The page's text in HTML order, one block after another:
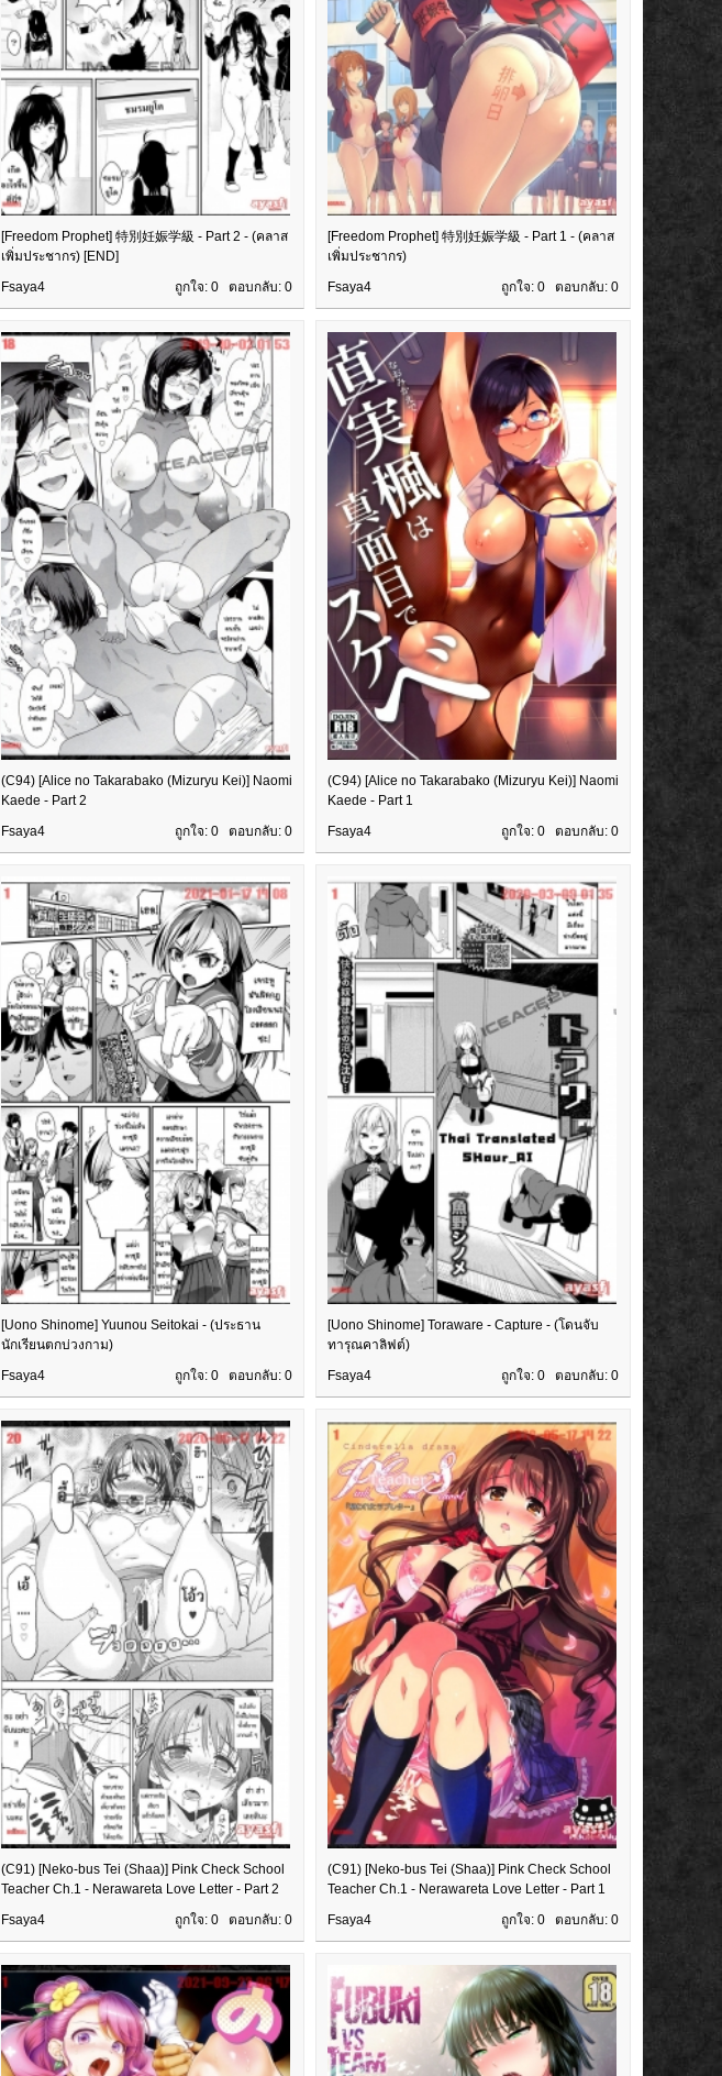
[Freedom Prophet] 特別妊娠学級 - Part 2 - (คลาส
เพิ่มประชากร) [END]
ถูกใจ: 0 ตอบกลับ: 0
Fsaya4
[Freedom Prophet] 特別妊娠学級 - Part 1 - (คลาส
เพิ่มประชากร)
ถูกใจ: 0 ตอบกลับ: 0
Fsaya4
(C94) [Alice no Takarabako (Mizuryu Kei)] Naomi
Kaede - Part 2
ถูกใจ: 0 ตอบกลับ: 0
Fsaya4
(C94) [Alice no Takarabako (Mizuryu Kei)] Naomi
Kaede - Part 1
ถูกใจ: 0 ตอบกลับ: 0
Fsaya4
[Uono Shinome] Yuunou Seitokai - (ประธาน
นักเรียนตกบ่วงกาม)
ถูกใจ: 0 ตอบกลับ: 0
Fsaya4
[Uono Shinome] Toraware - Capture - (โดนจับ
ทารุณคาลิฟต์)
ถูกใจ: 0 ตอบกลับ: 0
Fsaya4
(C91) [Neko-bus Tei (Shaa)] Pink Check School
Teacher Ch.1 - Nerawareta Love Letter - Part 2
ถูกใจ: 0 ตอบกลับ: 0
Fsaya4
(C91) [Neko-bus Tei (Shaa)] Pink Check School
Teacher Ch.1 - Nerawareta Love Letter - Part 1
ถูกใจ: 0 ตอบกลับ: 0
Fsaya4